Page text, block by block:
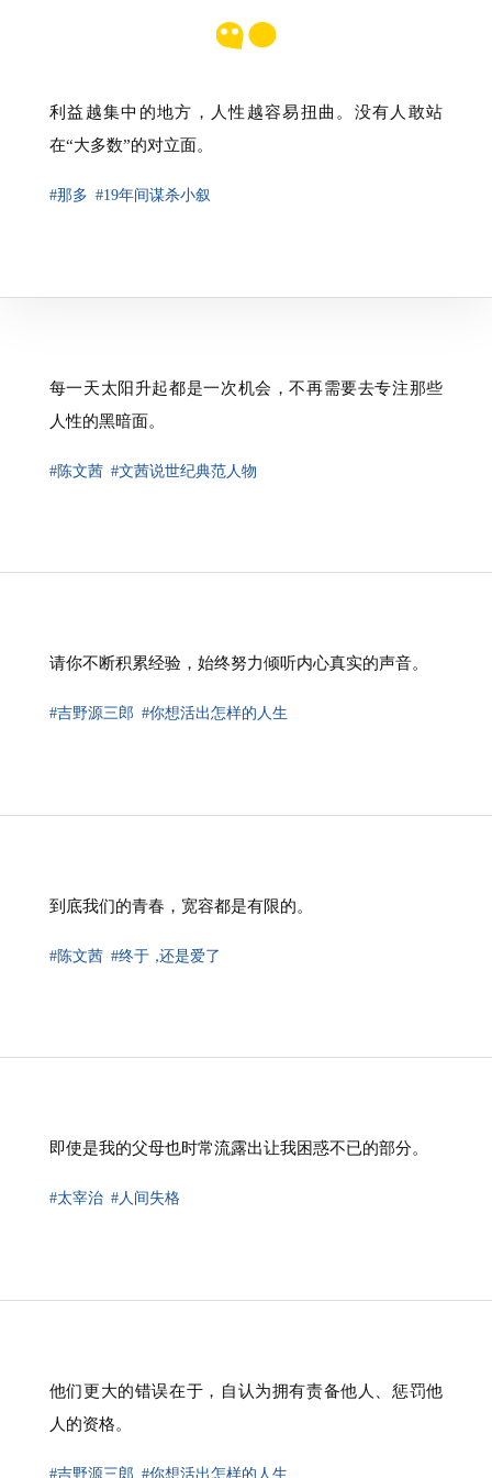
利益越集中的地方，人性越容易扭曲。没有人敢站
在“大多数”的对立面。
#那多 #19年间谋杀小叙
每一天太阳升起都是一次机会，不再需要去专注那些
人性的黑暗面。
#陈文茜 #文茜说世纪典范人物
请你不断积累经验，始终努力倾听内心真实的声音。
#吉野源三郎 #你想活出怎样的人生
到底我们的青春，宽容都是有限的。
#陈文茜 #终于 ，还是爱了
即使是我的父母也时常流露出让我困惑不已的部分。
#太宰治 #人间失格
他们更大的错误在于，自认为拥有责备他人、惩罚他
人的资格。
#吉野源三郎 #你想活出怎样的人生